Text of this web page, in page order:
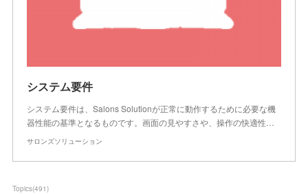
システム要件
システム要件は、Salons Solutionが正常に動作するために必要な機
器性能の基準となるものです。画面の見やすさや、操作の快適性…
サロンズソリューション
Topics(491)